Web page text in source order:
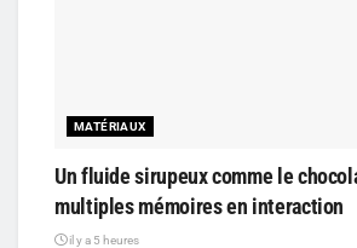
MATÉRIAUX
Un fluide sirupeux comme le
multiples mémoires en interaction
il y a 5 heures